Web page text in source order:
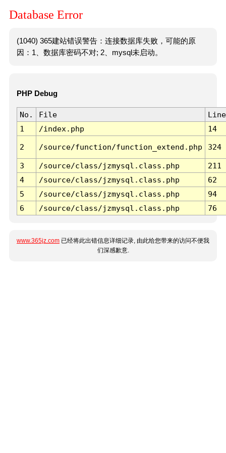
Database Error
(1040) 365建站错误警告：连接数据库失败，可能的原
因：1、数据库密码不对; 2、mysql未启动。
PHP Debug
No. File
Line
1
/index.php 14
2 /source/function/function_extend.php 324
3 /source/class/jzmysql.class.php
211
4
/source/class/jzmysql.class.php
62
5
/source/class/jzmysql.class.php
94
6
/source/class/jzmysql.class.php 76
www.365jz.com 已经将此出错信息详细记录, 由此给您带来的访问不便我
们深感歉意.